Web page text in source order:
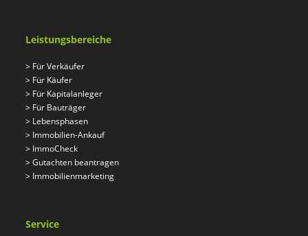
Leistungsbereiche
> Für Verkäufer
> Für Käufer
> Für Kapitalanleger
> Für Bauträger
> Lebensphasen
> Immobilien-Ankauf
> ImmoCheck
>Gutachten beantragen
> Immobilienmarketing
Service